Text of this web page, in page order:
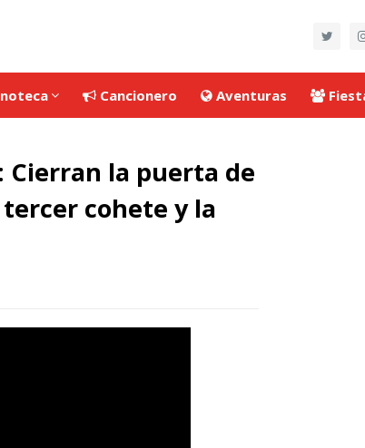
Cancionero Aventuras
Cierran la puerta de
cohete y la